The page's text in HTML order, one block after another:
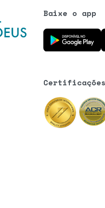
Baixe o app
Baixe o aplicativo
Certificações